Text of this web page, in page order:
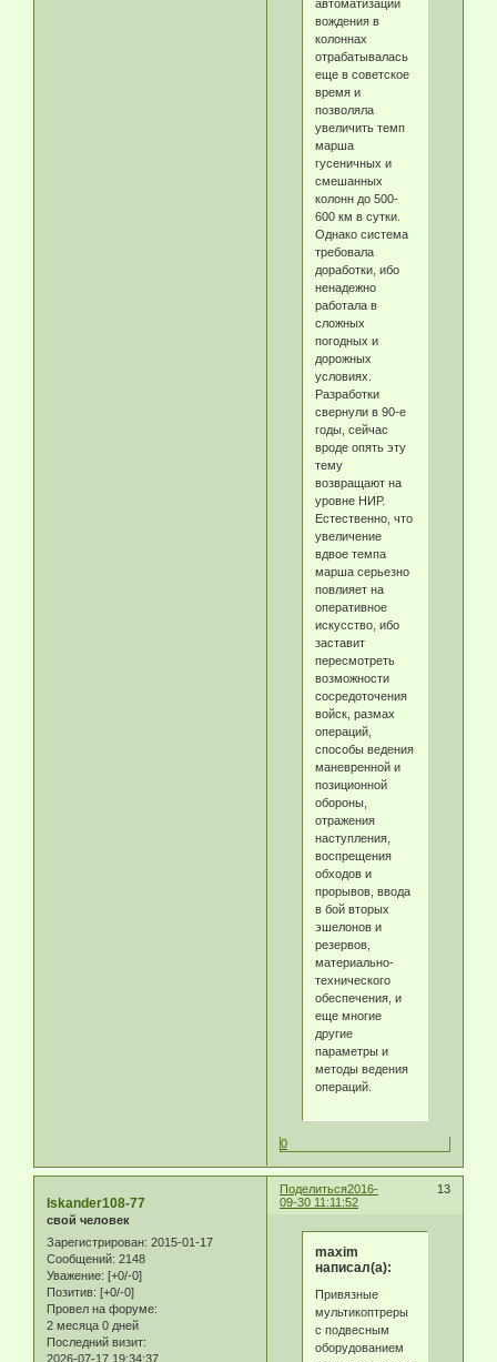
автоматизации
вождения в
колоннах
отрабатывалась
еще в советское
время и
позволяла
увеличить темп
марша
гусеничных и
смешанных
колонн до 500-
600 км в сутки.
Однако система
требовала
доработки, ибо
ненадежно
работала в
сложных
погодных и
дорожных
условиях.
Разработки
свернули в 90-е
годы, сейчас
вроде опять эту
тему
возвращают на
уровне НИР.
Естественно, что
увеличение
вдвое темпа
марша серьезно
повлияет на
оперативное
искусство, ибо
заставит
пересмотреть
возможности
сосредоточения
войск, размах
операций,
способы ведения
маневренной и
позиционной
обороны,
отражения
наступления,
воспрещения
обходов и
прорывов, ввода
в бой вторых
эшелонов и
резервов,
материально-
технического
обеспечения, и
еще многие
другие
параметры и
методы ведения
операций.
0
Поделиться 13
2016-
09-30 11:11:52
Iskander108-77
свой человек
Зарегистрирован: 2015-01-17
Сообщений: 2148
Уважение: [+0/-0]
Позитив: [+0/-0]
Провел на форуме:
2 месяца 0 дней
Последний визит:
2026-07-17 19:34:37
maxim
написал(а):
Привязные
мультикоптреры
с подвесным
оборудованием